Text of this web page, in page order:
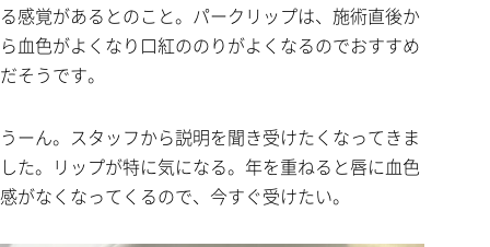
る感覚があるとのこと。パークリップは、施術直後か
ら血色がよくなり口紅ののりがよくなるのでおすすめ
だそうです。
うーん。スタッフから説明を聞き受けたくなってきま
した。リップが特に気になる。年を重ねると唇に血色
感がなくなってくるので、今すぐ受けたい。